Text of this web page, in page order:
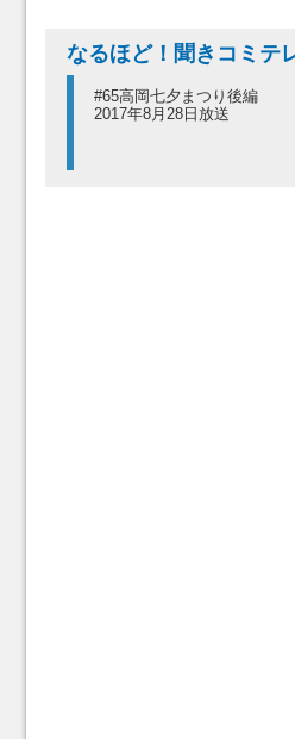
なるほど！聞きコミテ
#65高岡七夕まつり後編
2017年8月28日放送